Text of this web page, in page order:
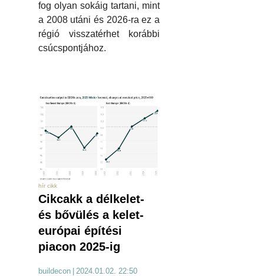
fog olyan sokáig tartani, mint
a 2008 utáni és 2026-ra ez a
régió visszatérhet korábbi
csúcspontjához.
hír cikk
Cikcakk a délkelet-
és bővülés a kelet-
európai építési
piacon 2025-ig
buildecon 2024.01.02. 22:50